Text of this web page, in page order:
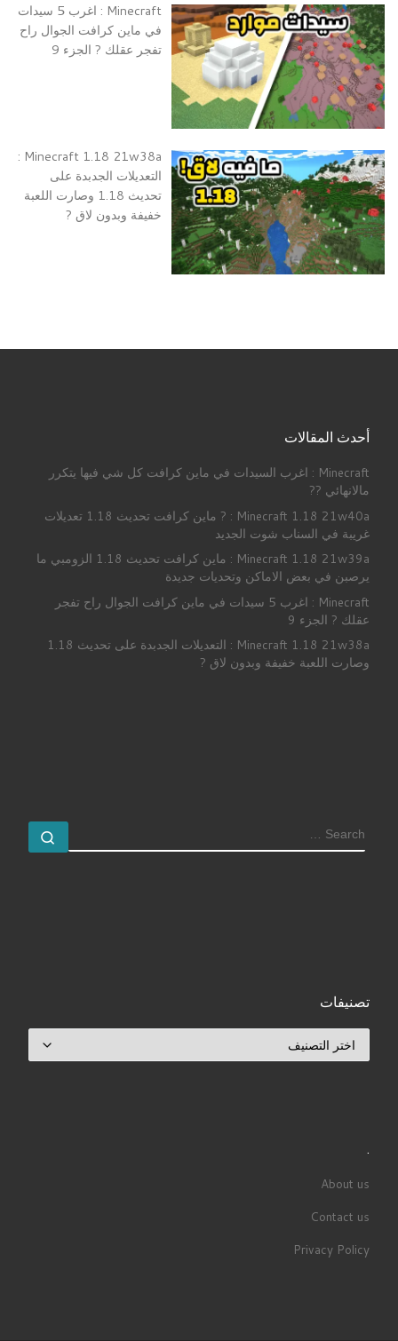
Minecraft : اغرب 5 سيدات
في ماين كرافت الجوال راح
تفجر عقلك ? الجزء 9
Minecraft 1.18 21w38a :
التعديلات الجدبدة على
تحديث 1.18 وصارت اللعبة
خفيفة وبدون لاق ?
أحدث المقالات
Minecraft : اغرب السيدات في ماين كرافت كل شي فيها يتكرر
مالانهائي ??
Minecraft 1.18 21w40a : ? ماين كرافت تحديث 1.18 تعديلات
غريبة في السناب شوت الجديد
Minecraft 1.18 21w39a : ماين كرافت تحديث 1.18 الزومبي ما
يرصبن في بعض الاماكن وتحديات جديدة
Minecraft : اغرب 5 سيدات في ماين كرافت الجوال راح تفجر
عقلك ? الجزء 9
Minecraft 1.18 21w38a : التعديلات الجدبدة على تحديث 1.18
وصارت اللعبة خفيفة وبدون لاق ?
SEARCH
تصنيفات
.
About us
Contact us
Privacy Policy